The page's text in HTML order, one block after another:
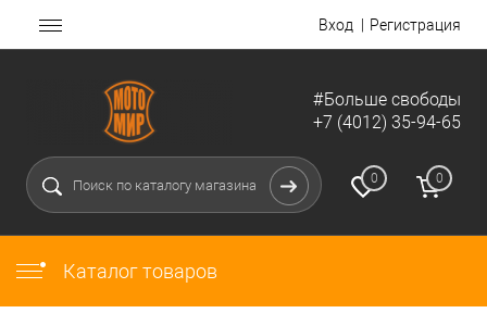
Вход Регистрация
#Больше свободы
+7 (4012) 35-94-65
0 0
Каталог товаров